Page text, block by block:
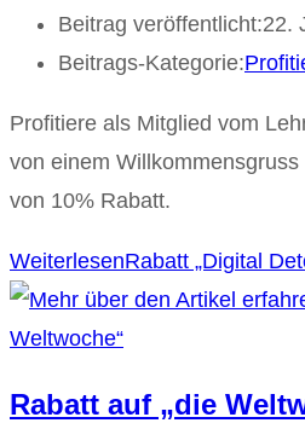
Beitrag veröffentlicht:22.
Beitrags-Kategorie:
Profitiere als Mitglied vom
von einem
von 10% Rabatt.
WeiterlesenRabatt „Digital
Rabatt auf „die